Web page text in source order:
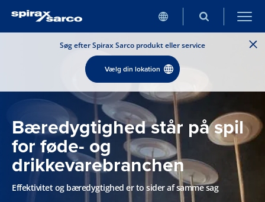
Søg efter Spirax Sarco produkt eller service
Vælg din lokation
Bæredygtighed står på spil
for føde- og
drikkevarebranchen
Effektivitet og bæredygtighed er to sider af samme sag